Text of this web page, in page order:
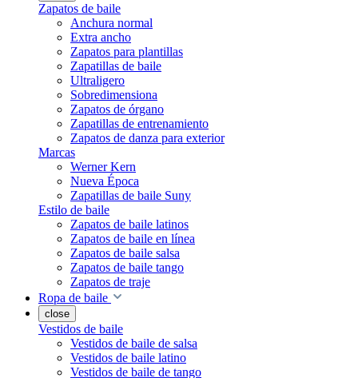
Zapatos de baile
Anchura normal
Extra ancho
Zapatos para plantillas
Zapatillas de baile
Ultraligero
Sobredimensiona
Zapatos de órgano
Zapatillas de entrenamiento
Zapatos de danza para exterior
Marcas
Werner Kern
Nueva Época
Zapatillas de baile Suny
Estilo de baile
Zapatos de baile latinos
Zapatos de baile en línea
Zapatos de baile salsa
Zapatos de baile tango
Zapatos de traje
Ropa de baile
close
Vestidos de baile
Vestidos de baile de salsa
Vestidos de baile latino
Vestidos de baile de tango